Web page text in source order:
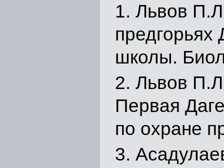
Львов
школы.
Львов
Первая
по охране